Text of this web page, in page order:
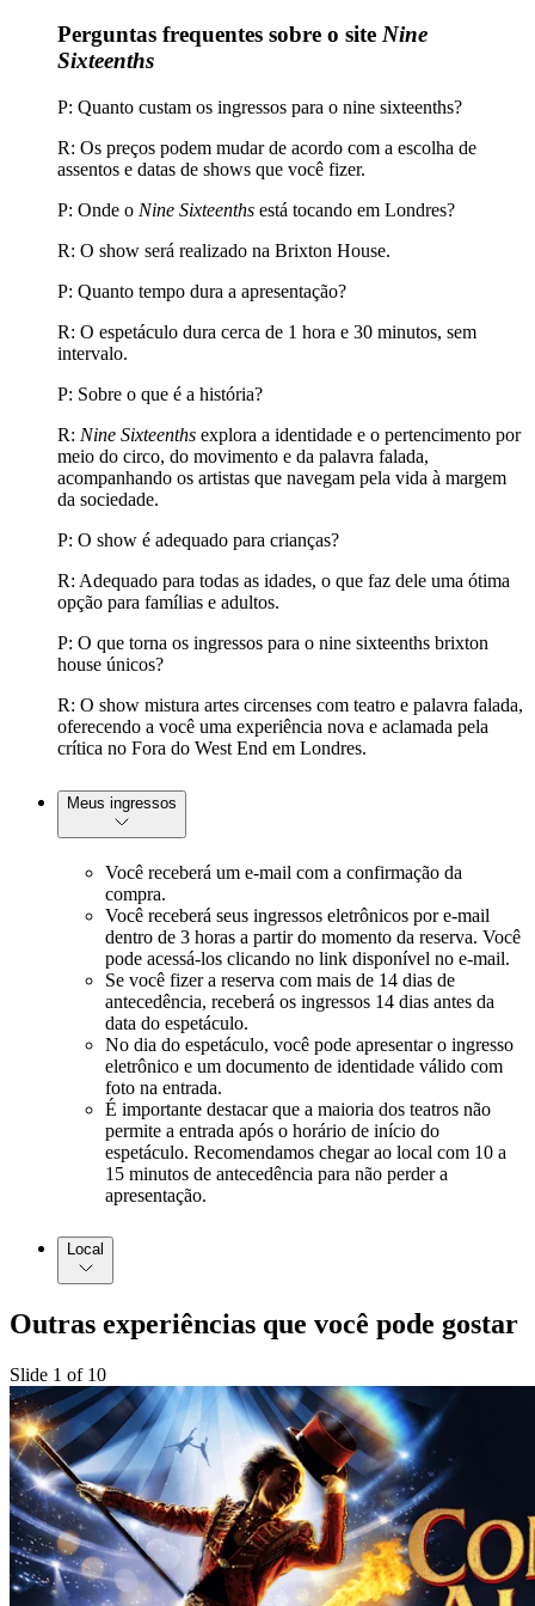
Perguntas frequentes sobre o site Nine
Sixteenths
P: Quanto custam os ingressos para o nine sixteenths?
R: Os preços podem mudar de acordo com a escolha de
assentos e datas de shows que você fizer.
P: Onde o Nine Sixteenths está tocando em Londres?
R: O show será realizado na Brixton House.
P: Quanto tempo dura a apresentação?
R: O espetáculo dura cerca de 1 hora e 30 minutos, sem
intervalo.
P: Sobre o que é a história?
R: Nine Sixteenths explora a identidade e o pertencimento por
meio do circo, do movimento e da palavra falada,
acompanhando os artistas que navegam pela vida à margem
da sociedade.
P: O show é adequado para crianças?
R: Adequado para todas as idades, o que faz dele uma ótima
opção para famílias e adultos.
P: O que torna os ingressos para o nine sixteenths brixton
house únicos?
R: O show mistura artes circenses com teatro e palavra falada,
oferecendo a você uma experiência nova e aclamada pela
crítica no Fora do West End em Londres.
Meus ingressos
Você receberá um e-mail com a confirmação da
compra.
Você receberá seus ingressos eletrônicos por e-mail
dentro de 3 horas a partir do momento da reserva. Você
pode acessá-los clicando no link disponível no e-mail.
Se você fizer a reserva com mais de 14 dias de
antecedência, receberá os ingressos 14 dias antes da
data do espetáculo.
No dia do espetáculo, você pode apresentar o ingresso
eletrônico e um documento de identidade válido com
foto na entrada.
É importante destacar que a maioria dos teatros não
permite a entrada após o horário de início do
espetáculo. Recomendamos chegar ao local com 10 a
15 minutos de antecedência para não perder a
apresentação.
Local
Outras experiências que você pode gostar
Slide 1 of 10